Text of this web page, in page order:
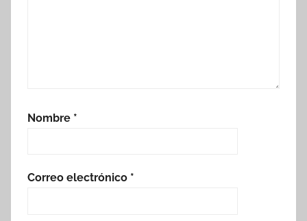
Nombre *
Correo electrónico *